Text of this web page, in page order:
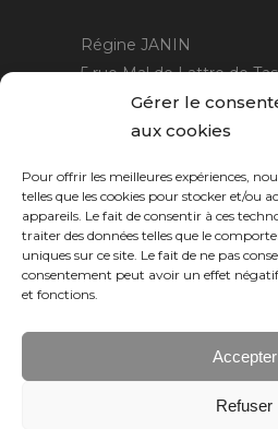
Gérer le
aux cookies
Pour offrir les meilleures expériences,
telles que les cookies pour stocker et/ou
appareils. Le fait de consentir à ces
traiter des données telles que le
uniques sur ce site. Le fait de ne pas
consentement peut avoir un effet
et fonctions.
Accepter
Refuser
Régine JANIN
5 rue Mal de Lattre de
21220 Gevrey Chambertin
06 15 15 80 29
Horaires :sur rendez-